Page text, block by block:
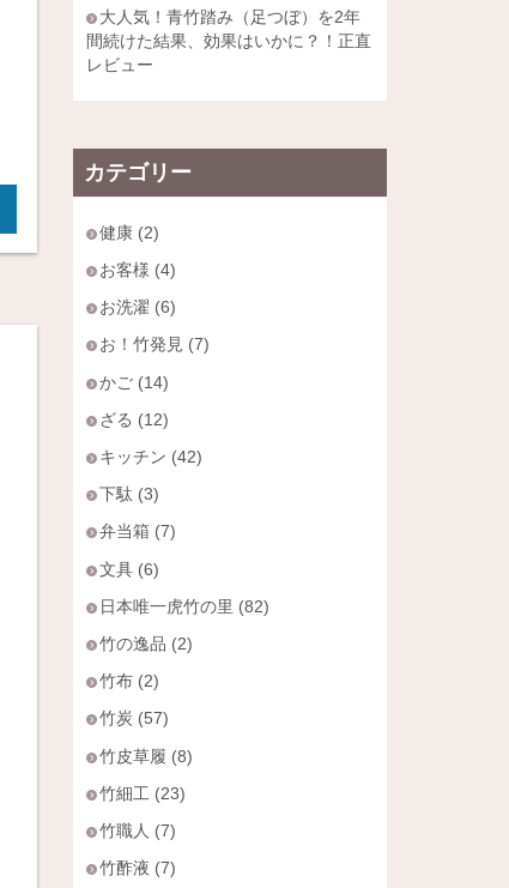
大人気！青竹踏み（足つぼ）を2年
間続けた結果、効果はいかに？！正直
レビュー
カテゴリー
健康 (2)
お客様 (4)
お洗濯 (6)
お！竹発見 (7)
かご (14)
ざる (12)
キッチン (42)
下駄 (3)
弁当箱 (7)
文具 (6)
日本唯一虎竹の里 (82)
竹の逸品 (2)
竹布 (2)
竹炭 (57)
竹皮草履 (8)
竹細工 (23)
竹職人 (7)
竹酢液 (7)